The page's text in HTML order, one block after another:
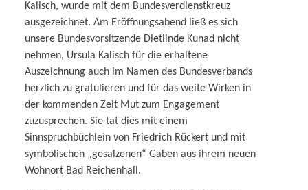
Kalisch, wurde mit dem Bundesverdienstkreuz
ausgezeichnet. Am Eröffnungsabend ließ es sich
unsere Bundesvorsitzende Dietlinde Kunad nicht
nehmen, Ursula Kalisch für die erhaltene
Auszeichnung auch im Namen des Bundesverbands
herzlich zu gratulieren und für das weite Wirken in
der kommenden Zeit Mut zum Engagement
zuzusprechen. Sie tat dies mit einem
Sinnspruchbüchlein von Friedrich Rückert und mit
symbolischen „gesalzenen“ Gaben aus ihrem neuen
Wohnort Bad Reichenhall.